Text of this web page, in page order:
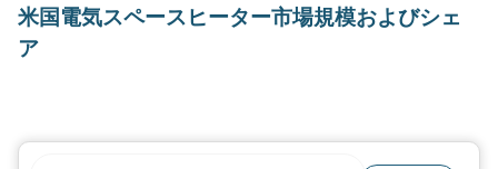
米国電気スペースヒーター市場規模およびシェ
ア